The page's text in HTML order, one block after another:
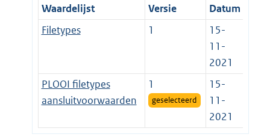
Waardelijst Versie
Datum
Filetypes
1
15-
11-
2021
PLOOI filetypes
aansluitvoorwaarden
1
geselecteerd
15-
11-
2021